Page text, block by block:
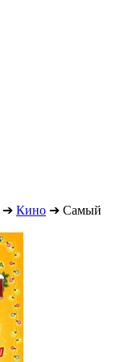
➔ Кино ➔ Самый